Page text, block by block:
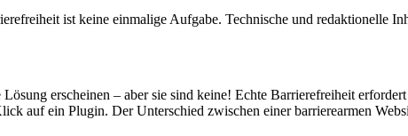
ist keine einmalige Aufgabe. Technische und redaktionelle
Lösung erscheinen – aber sie sind keine! Echte Barrierefreiheit
auf ein Plugin. Der Unterschied zwischen einer barrierearmen